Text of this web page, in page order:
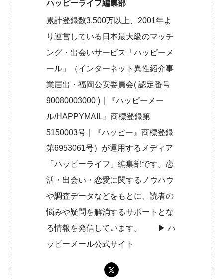
ハッピーライフ編集部
累計登録数3,500万以上、2001年よ
り運営している日本最大級のマッチ
ング・出会いサービス「ハッピーメ
ール」（インターネット異性紹介事
業届出・福岡公安委員会( 認定番号
90080003000 )｜『ハッピーメー
ル/HAPPYMAIL』商標登録第
5150003号｜『ハッピー』商標登録
第6953061号）が運用するメディア
「ハッピーライフ」編集部です。恋
活・出会い・恋愛に関するノウハウ
や調査データなどをもとに、読者の
悩みや疑問を解消するサポートとな
る情報を発信しています。 ▶︎ハ
ッピーメール公式サイト